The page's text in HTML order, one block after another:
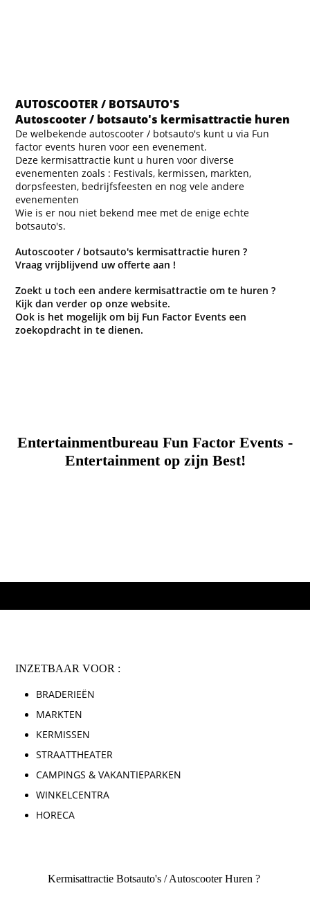
AUTOSCOOTER / BOTSAUTO'S
Autoscooter / botsauto's kermisattractie huren
De welbekende autoscooter / botsauto's kunt u via Fun
factor events huren voor een evenement.
Deze kermisattractie kunt u huren voor diverse
evenementen zoals : Festivals, kermissen, markten,
dorpsfeesten, bedrijfsfeesten en nog vele andere
evenementen
Wie is er nou niet bekend mee met de enige echte
botsauto's.
Autoscooter / botsauto's kermisattractie huren ?
Vraag vrijblijvend uw offerte aan !
Zoekt u toch een andere kermisattractie om te huren ?
Kijk dan verder op onze website.
Ook is het mogelijk om bij Fun Factor Events een
zoekopdracht in te dienen.
Entertainmentbureau Fun Factor Events -
Entertainment op zijn Best!
INZETBAAR VOOR :
BRADERIEËN
MARKTEN
KERMISSEN
STRAATTHEATER
CAMPINGS & VAKANTIEPARKEN
WINKELCENTRA
HORECA
Kermisattractie Botsauto's / Autoscooter Huren ?